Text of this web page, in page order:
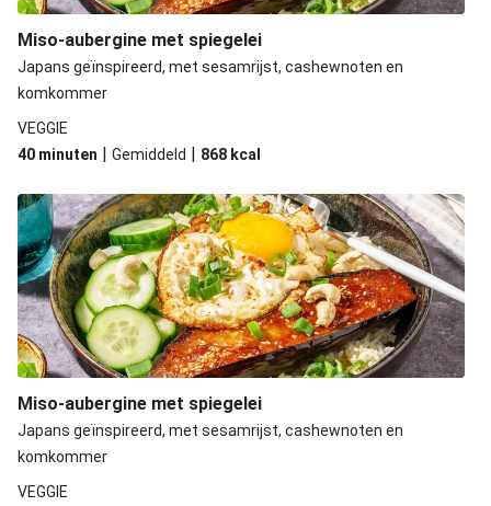
Miso-aubergine met spiegelei
Japans geïnspireerd, met sesamrijst, cashewnoten en
komkommer
VEGGIE
40 minuten | Gemiddeld | 868 kcal
Miso-aubergine met spiegelei
Japans geïnspireerd, met sesamrijst, cashewnoten en
komkommer
VEGGIE